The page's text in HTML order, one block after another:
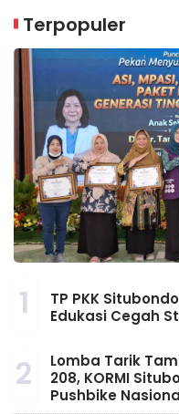
Terpopuler
1
TP PKK
Edukasi Cegah
2
Lomba Tarik
208, KORMI
Pushbike